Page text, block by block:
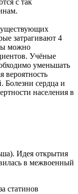
с так
затрагивают 4
можно
Учёные
уменьшать
вероятность
Болезни сердца и
населения в
Идея открытия
в межвоенный
статинов